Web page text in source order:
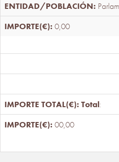
0,00
Total:
00,00